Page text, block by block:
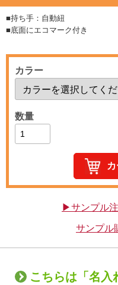
■持ち手：自動紐
■底面にエコマーク付き
カラー
数量
▶サンプル
サンプル
こちらは「名入